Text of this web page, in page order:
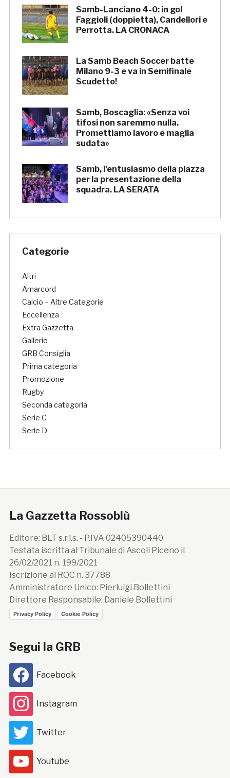
Samb-Lanciano 4-0: in gol
Faggioli (doppietta), Candellori e
Perrotta. LA CRONACA
La Samb Beach Soccer batte
Milano 9-3 e va in Semifinale
Scudetto!
Samb, Boscaglia: «Senza voi
tifosi non saremmo nulla.
Promettiamo lavoro e maglia
sudata»
Samb, l’entusiasmo della piazza
per la presentazione della
squadra. LA SERATA
Categorie
Altri
Amarcord
Calcio – Altre Categorie
Eccellenza
Extra Gazzetta
Gallerie
GRB Consiglia
Prima categoria
Promozione
Rugby
Seconda categoria
Serie C
Serie D
La Gazzetta Rossoblù
Editore: BLT s.r.l.s. - P.IVA 02405390440
Testata iscritta al Tribunale di Ascoli Piceno il
26/02/2021 n. 199/2021
Iscrizione al ROC n. 37788
Amministratore Unico: Pierluigi Bollettini
Direttore Responsabile: Daniele Bollettini
Privacy Policy Cookie Policy
Segui la GRB
Facebook
Instagram
Twitter
Youtube